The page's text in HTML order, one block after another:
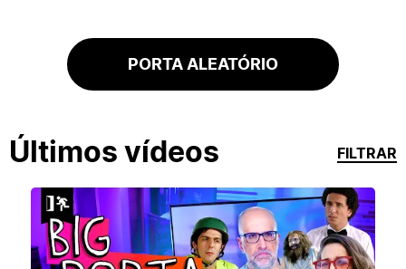
PORTA ALEATÓRIO
Últimos vídeos FILTRAR